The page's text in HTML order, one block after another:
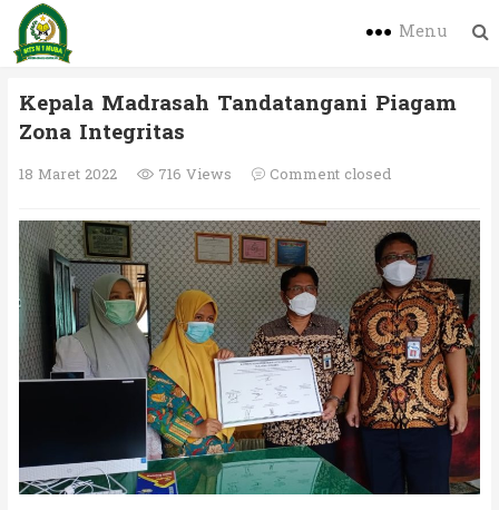
Menu
Kepala Madrasah Tandatangani Piagam
Zona Integritas
18 Maret 2022 716 Views Comment closed